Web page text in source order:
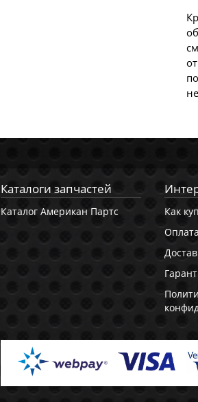
Каталоги запчастей
Каталог Американ Партс
Как